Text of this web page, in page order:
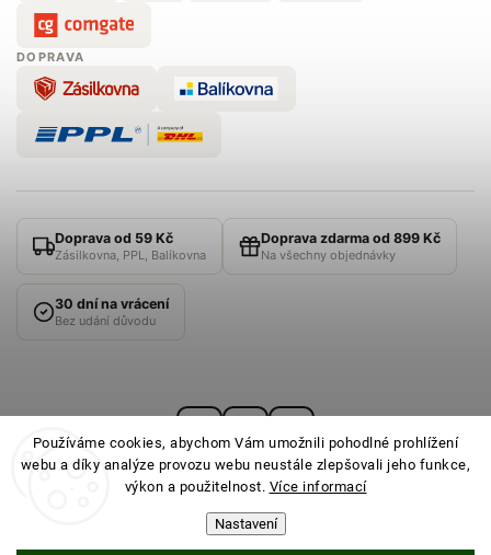
Používáme cookies, abychom Vám umožnili pohodlné prohlížení
webu a díky analýze provozu webu neustále zlepšovali jeho funkce,
výkon a použitelnost. Více informací
Nastavení
DOPRAVA
Doprava od 59 Kč
Zásilkovna, PPL, Balíkovna
Doprava zdarma od 899 Kč
Na všechny objednávky
30 dní na vrácení
Bez udání důvodu
PONOŽKOVNA· Všechna práva vyhrazena ·